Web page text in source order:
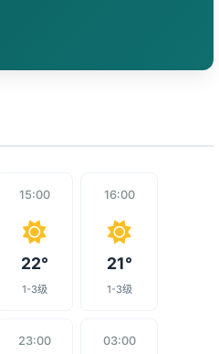
15:00
22°
1-3级
16:00
21°
1-3级
23:00 03:00